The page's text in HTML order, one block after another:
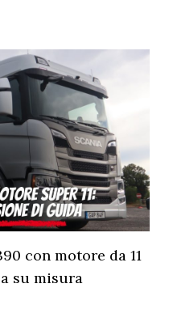
con motore da 11
su misura